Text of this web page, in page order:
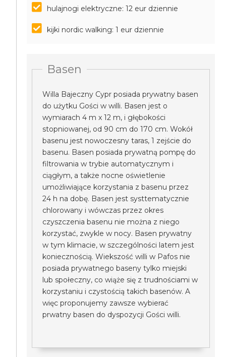
hulajnogi elektryczne: 12 eur dziennie
kijki nordic walking: 1 eur dziennie
Basen
Willa Bajeczny Cypr posiada prywatny basen
do użytku Gości w willi. Basen jest o
wymiarach 4 m x 12 m, i głębokości
stopniowanej, od 90 cm do 170 cm. Wokół
basenu jest nowoczesny taras, 1 zejście do
basenu. Basen posiada prywatną pompę do
filtrowania w trybie automatycznym i
ciągłym, a także nocne oświetlenie
umożliwiające korzystania z basenu przez
24 h na dobę. Basen jest systtematycznie
chlorowany i wówczas przez okres
czyszczenia basenu nie można z niego
korzystać, zwykle w nocy. Basen prywatny
w tym klimacie, w szczególności latem jest
koniecznością. Wiekszość willi w Pafos nie
posiada prywatnego baseny tylko miejski
lub społeczny, co wiąże się z trudnościami w
korzystaniu i czystością takich basenów. A
więc proponujemy zawsze wybierać
prwatny basen do dyspozycji Gości willi.